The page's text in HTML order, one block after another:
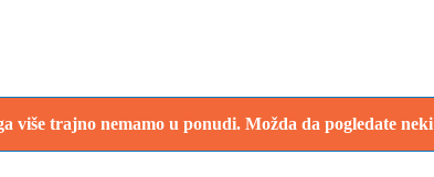
više trajno nemamo u ponudi. Možda da pogledate neki